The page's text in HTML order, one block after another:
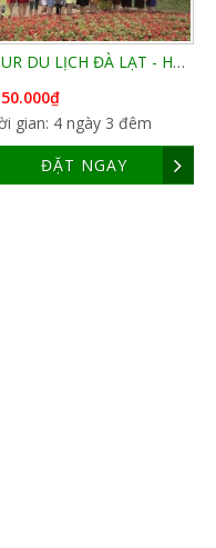
TOUR DU LỊCH ĐÀ LẠT - HÈ QUYẾN RŨ TRÊN CAO NGUYÊN LANGBIANG
gian: 4 ngày 3 đêm
ĐẶT NGAY